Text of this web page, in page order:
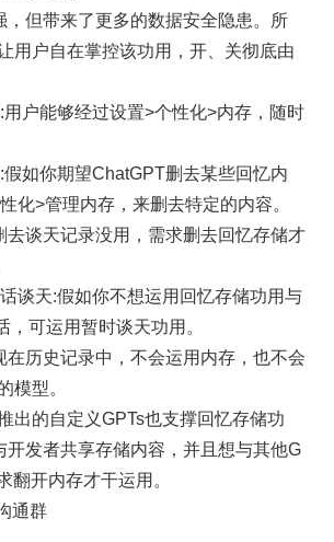
，但带来了更多的数据安全隐患。所
用户自在掌控该功用，开、关彻底由
户能够经过设置>个性化>内存，随时
如你期望ChatGPT删去某些回忆内
化>管理内存，来删去特定的内容。
去谈天记录没用，需求删去回忆存储才
谈天:假如你不想运用回忆存储功用与
，可运用暂时谈天功用。
在历史记录中，不会运用内存，也不会
模型。
出的自定义GPTs也支撑回忆存储功
开发者共享存储内容，并且想与其他G
翻开内存才干运用。
通群